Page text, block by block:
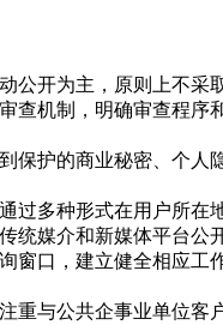
开为主，原则上不采取
制，明确审查程序
护的商业秘密、个人
多种形式在用户所在地
媒介和新媒体平台公开
，建立健全相应工
与公共企事业单位客